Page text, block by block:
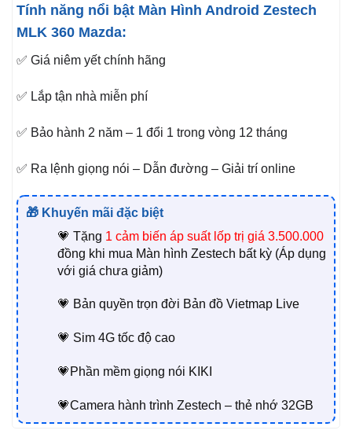
Tính năng nổi bật Màn Hình Android Zestech
MLK 360 Mazda:
✅ Giá niêm yết chính hãng
✅ Lắp tận nhà miễn phí
✅ Bảo hành 2 năm – 1 đổi 1 trong vòng 12 tháng
✅ Ra lệnh giọng nói – Dẫn đường – Giải trí online
🎁 Khuyến mãi đặc biệt
💗 Tặng 1 cảm biến áp suất lốp trị giá 3.500.000
đồng khi mua Màn hình Zestech bất kỳ (Áp dụng
với giá chưa giảm)
💗 Bản quyền trọn đời Bản đồ Vietmap Live
💗 Sim 4G tốc độ cao
💗Phần mềm giọng nói KIKI
💗Camera hành trình Zestech – thẻ nhớ 32GB